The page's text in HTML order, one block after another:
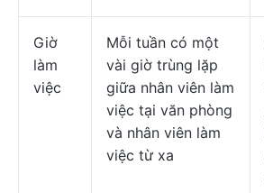
Giờ
làm
việc
Mỗi tuần có một
vài giờ trùng lặp
giữa nhân viên làm
việc tại văn phòng
và nhân viên làm
việc từ xa